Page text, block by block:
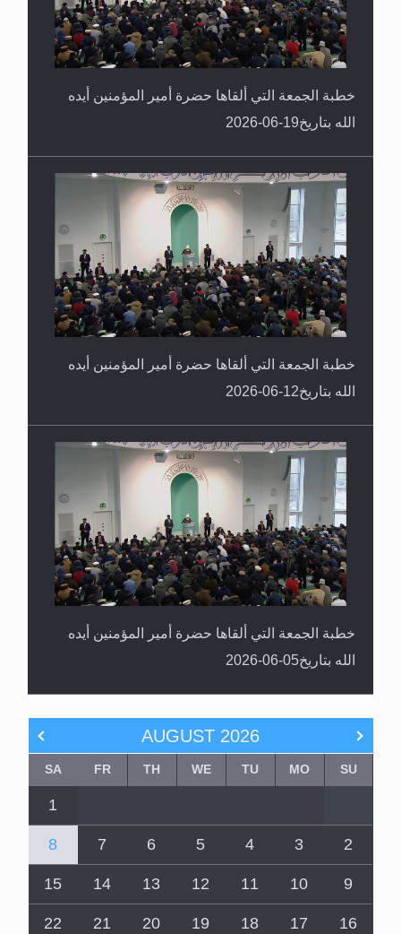
خطبة الجمعة التي ألقاها حضرة أمير المؤمنين أيده
الله بتاريخ19-06-2026
خطبة الجمعة التي ألقاها حضرة أمير المؤمنين أيده
الله بتاريخ12-06-2026
خطبة الجمعة التي ألقاها حضرة أمير المؤمنين أيده
الله بتاريخ05-06-2026
AUGUST 2026
SU
MO
TU
WE
TH
FR
SA
1
2
3
4
5
6
7
8
9
10
11
12
13
14
15
16
17
18
19
20
21
22